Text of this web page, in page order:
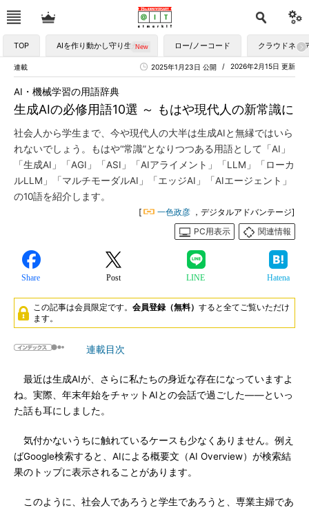
TOP AIを作り動かし守り生かす ロー/ノーコード クラウドネイ
連載 2026年2月15日 更新
2025年1月23日 公開
生成AIの必修用語10選 ～ もはや現代人の新常識に
AI・機械学習の用語辞典
社会人から学生まで、今や現代人の大半は生成AIと無縁ではいら
れないでしょう。もはや“常識”となりつつある用語として「AI」
「生成AI」「AGI」「ASI」「AIアライメント」「LLM」「ローカ
ルLLM」「マルチモーダルAI」「エッジAI」「AIエージェント」
の10語を紹介します。
[ 一色政彦 ，デジタルアドバンテージ]
PC用表示
関連情報
Share Post LINE Hatena
この記事は会員限定です。 会員登録（無料） すると全てご覧いただけ
ます。
連載目次
最近は生成AIが、さらに私たちの身近な存在になっていますよ
ね。実際、年末年始をチャットAIとの会話で過ごした――といっ
た話も耳にしました。
気付かないうちに触れているケースも少なくありません。例え
ばGoogle検索すると、AIによる概要文（AI Overview）が検索結
果のトップに表示されることがあります。
このように、社会人であろうと学生であろうと、専業主婦であ